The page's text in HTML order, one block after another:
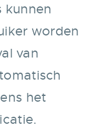
kunnen
worden
van
het